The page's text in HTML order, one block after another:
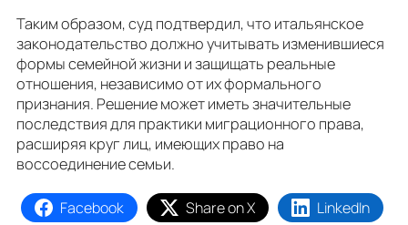
Таким образом, суд подтвердил, что итальянское
законодательство должно учитывать изменившиеся
формы семейной жизни и защищать реальные
отношения, независимо от их формального
признания. Решение может иметь значительные
последствия для практики миграционного права,
расширяя круг лиц, имеющих право на
воссоединение семьи.
Facebook Share on X
LinkedIn